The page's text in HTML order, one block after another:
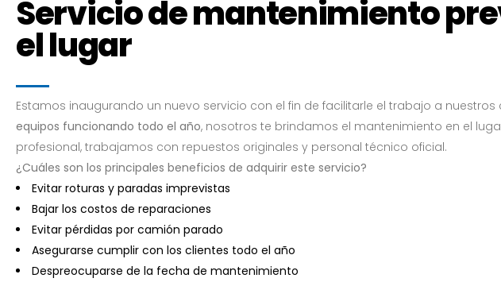
Servicio de mantenimiento
el lugar
Estamos inaugurando un nuevo servicio con el fin de facilitarle el trabajo a nuestros
equipos funcionando todo el año, nosotros te brindamos el mantenimiento en el
profesional, trabajamos con repuestos originales y personal técnico oficial.
¿Cuáles son los principales beneficios de adquirir este servicio?
Evitar roturas y paradas imprevistas
Bajar los costos de reparaciones
Evitar pérdidas por camión parado
Asegurarse cumplir con los clientes todo el año
Despreocuparse de la fecha de mantenimiento